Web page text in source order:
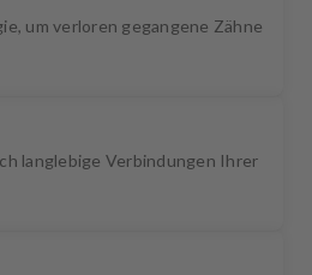
um verloren gegangene Zähne
langlebige Verbindungen Ihrer